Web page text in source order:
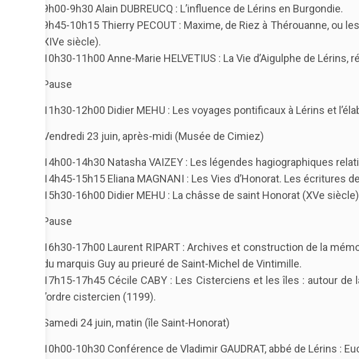
9h00-9h30 Alain DUBREUCQ : L’influence de Lérins en Burgondie.
9h45-10h15 Thierry PECOUT : Maxime, de Riez à Thérouanne, ou
XIVe siècle).
10h30-11h00 Anne-Marie HELVETIUS : La Vie d’Aigulphe de
Pause
11h30-12h00 Didier MEHU : Les voyages pontificaux à Lérins et
Vendredi 23 juin, après-midi (Musée de Cimiez)
14h00-14h30 Natasha VAIZEY : Les légendes hagiographiques
14h45-15h15 Eliana MAGNANI : Les Vies d’Honorat. Les écritures
15h30-16h00 Didier MEHU : La châsse de saint Honorat (XVe
Pause
16h30-17h00 Laurent RIPART : Archives et construction de la
du marquis Guy au prieuré de Saint-Michel de Vintimille.
17h15-17h45 Cécile CABY : Les Cisterciens et les îles : autour de
l’ordre cistercien (1199).
Samedi 24 juin, matin (île Saint-Honorat)
10h00-10h30 Conférence de Vladimir GAUDRAT, abbé de Lérins :